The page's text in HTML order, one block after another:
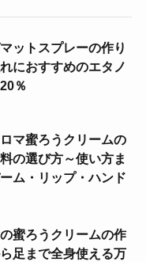
ットスプレーの作り
におすすめのエタノ
％
マ蜜ろうクリームの
の選び方～使い方ま
ム・リップ・ハンド
蜜ろうクリームの作
足まで全身使える万